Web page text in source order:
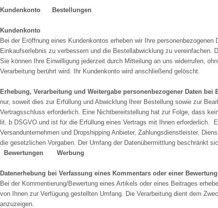
Kundenkonto Bestellungen
Kundenkonto
Bei der Eröffnung eines Kundenkontos erheben wir Ihre
Einkaufserlebnis zu verbessern und die Bestellabwicklung zu
Sie können Ihre Einwilligung jederzeit durch Mitteilung an uns widerrufen,
Verarbeitung berührt wird. Ihr Kundenkonto wird anschließend gelöscht.
Erhebung, Verarbeitung und Weitergabe personenbezogener Daten bei
nur, soweit dies zur Erfüllung und Abwicklung Ihrer Bestellung sowie zur
Vertragsschluss erforderlich. Eine Nichtbereitstellung hat zur Folge, dass
lit. b DSGVO und ist für die Erfüllung eines Vertrags mit Ihnen erforderlich.
Versandunternehmen und Dropshipping Anbieter, Zahlungsdienstleister,
die gesetzlichen Vorgaben. Der Umfang der Datenübermittlung beschränkt
Bewertungen
Werbung
Datenerhebung bei Verfassung eines Kommentars oder einer
Bei der Kommentierung/Bewertung eines Artikels oder eines Beitrages
von Ihnen zur Verfügung gestellten Umfang. Die Verarbeitung dient dem
anzuzeigen.